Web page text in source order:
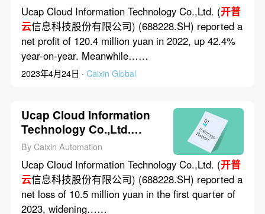
Ucap Cloud Information Technology Co.,Ltd. (开普
云信息科技股份有限公司) (688228.SH) reported a
net profit of 120.4 million yuan in 2022, up 42.4%
year-on-year. Meanwhile……
2023年4月24日 · Caixin Global
Ucap Cloud Information
Technology Co.,Ltd.
Posted 10.5 Million Yuan
Net Loss in First Quarter
of 2023
By Caixin Automation
Ucap Cloud Information Technology Co.,Ltd. (开普
云信息科技股份有限公司) (688228.SH) reported a
net loss of 10.5 million yuan in the first quarter of
2023, widening……